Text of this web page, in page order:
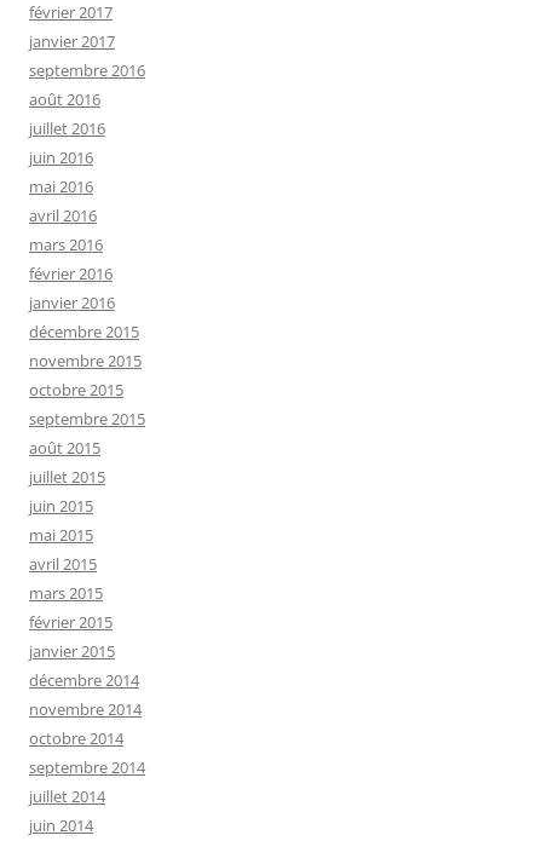
février 2017
janvier 2017
septembre 2016
août 2016
juillet 2016
juin 2016
mai 2016
avril 2016
mars 2016
février 2016
janvier 2016
décembre 2015
novembre 2015
octobre 2015
septembre 2015
août 2015
juillet 2015
juin 2015
mai 2015
avril 2015
mars 2015
février 2015
janvier 2015
décembre 2014
novembre 2014
octobre 2014
septembre 2014
juillet 2014
juin 2014